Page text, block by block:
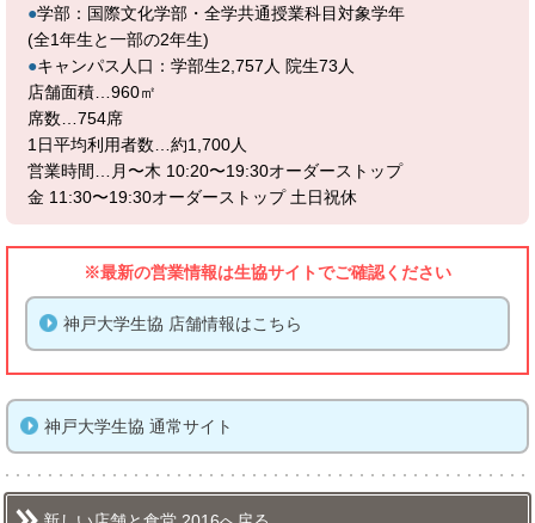
●学部：国際文化学部・全学共通授業科目対象学年
(全1年生と一部の2年生)
●キャンパス人口：学部生2,757人 院生73人
店舗面積…960㎡
席数…754席
1日平均利用者数…約1,700人
営業時間…月〜木 10:20〜19:30オーダーストップ
金 11:30〜19:30オーダーストップ 土日祝休
※最新の営業情報は生協サイトでご確認ください
神戸大学生協 店舗情報はこちら
神戸大学生協 通常サイト